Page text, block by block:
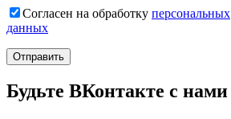
Согласен на обработку персональныx
данных
Отправить
Будьте ВКонтакте с нами